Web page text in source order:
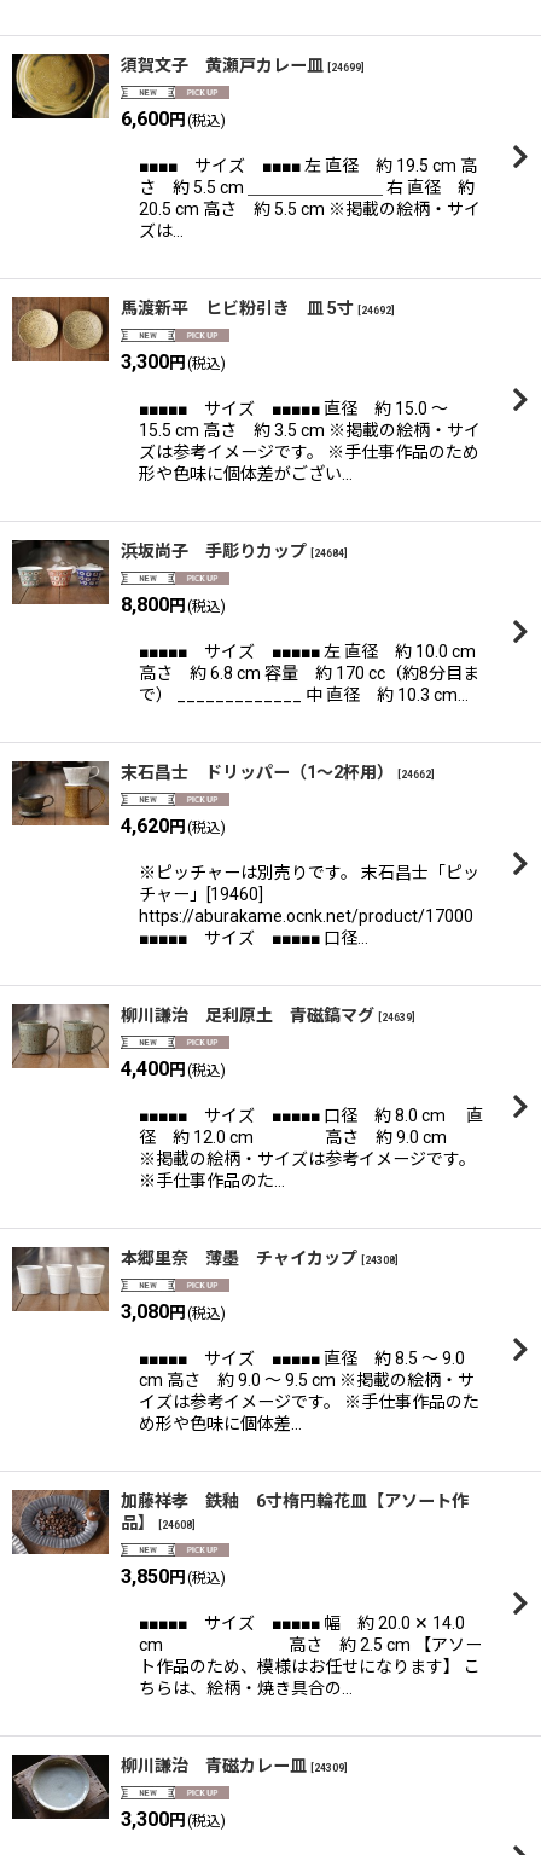
須賀文子 黄瀬戸カレー皿 24699
6,600円 (税込)
■■■■ サイズ ■■■■ 左 直径 約 19.5 cm 高
さ 約 5.5 cm ＿＿＿＿＿＿＿＿ 右 直径 約
20.5 cm 高さ 約 5.5 cm ※掲載の絵柄・サイ
ズは…
馬渡新平 ヒビ粉引き 皿 5寸 24692
3,300円 (税込)
■■■■■ サイズ ■■■■■ 直径 約 15.0 〜
15.5 cm 高さ 約 3.5 cm ※掲載の絵柄・サイ
ズは参考イメージです。 ※手仕事作品のため
形や色味に個体差がござい…
浜坂尚子 手彫りカップ 24684
8,800円 (税込)
■■■■■ サイズ ■■■■■ 左 直径 約 10.0 cm
高さ 約 6.8 cm 容量 約 170 cc（約8分目ま
で） _____________ 中 直径 約 10.3 cm…
末石昌士 ドリッパー（1〜2杯用） 24662
4,620円 (税込)
※ピッチャーは別売りです。 末石昌士「ピッ
チャー」[19460]
https://aburakame.ocnk.net/product/17000
■■■■■ サイズ ■■■■■ 口径…
柳川謙治 足利原土 青磁鎬マグ 24639
4,400円 (税込)
■■■■■ サイズ ■■■■■ 口径 約 8.0 cm 直
径 約 12.0 cm 高さ 約 9.0 cm
※掲載の絵柄・サイズは参考イメージです。
※手仕事作品のた…
本郷里奈 薄墨 チャイカップ 24308
3,080円 (税込)
■■■■■ サイズ ■■■■■ 直径 約 8.5 〜 9.0
cm 高さ 約 9.0 〜 9.5 cm ※掲載の絵柄・サ
イズは参考イメージです。 ※手仕事作品のた
め形や色味に個体差…
加藤祥孝 鉄釉 6寸楕円輪花皿【アソート作
品】
24608
3,850円 (税込)
■■■■■ サイズ ■■■■■ 幅 約 20.0 ✕ 14.0
cm 高さ 約 2.5 cm 【アソー
ト作品のため、模様はお任せになります】 こ
ちらは、絵柄・焼き具合の…
柳川謙治 青磁カレー皿 24309
3,300円 (税込)